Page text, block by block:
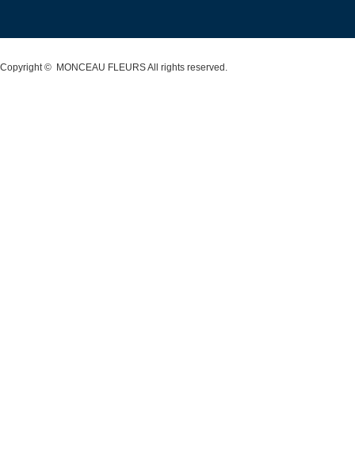
Copyright © MONCEAU FLEURSAll rights reserved.